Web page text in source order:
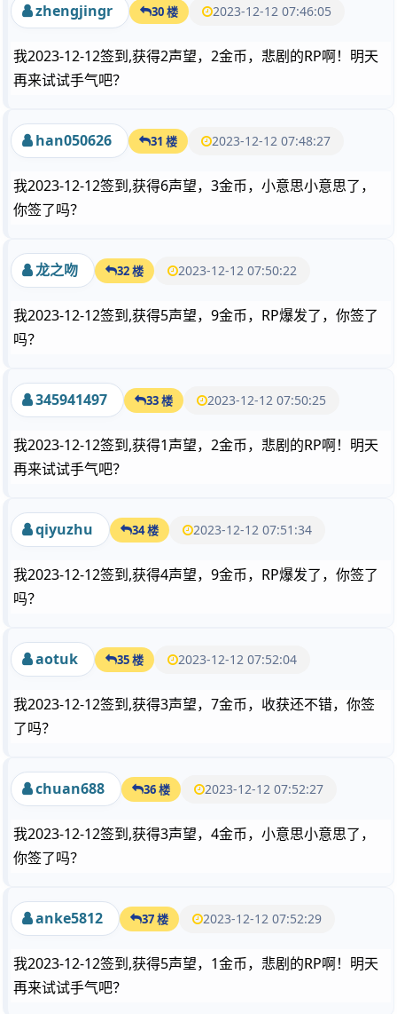
zhengjingr 30 楼 2023-12-12 07:46:05
我2023-12-12签到,获得2声望，2金币，悲剧的RP啊！明天
再来试试手气吧？
han050626 31 楼 2023-12-12 07:48:27
我2023-12-12签到,获得6声望，3金币，小意思小意思了，
你签了吗？
龙之吻 32 楼 2023-12-12 07:50:22
我2023-12-12签到,获得5声望，9金币，RP爆发了，你签了
吗？
345941497 33 楼 2023-12-12 07:50:25
我2023-12-12签到,获得1声望，2金币，悲剧的RP啊！明天
再来试试手气吧？
qiyuzhu 34 楼 2023-12-12 07:51:34
我2023-12-12签到,获得4声望，9金币，RP爆发了，你签了
吗？
aotuk 35 楼 2023-12-12 07:52:04
我2023-12-12签到,获得3声望，7金币，收获还不错，你签
了吗？
chuan688 36 楼 2023-12-12 07:52:27
我2023-12-12签到,获得3声望，4金币，小意思小意思了，
你签了吗？
anke5812 37 楼 2023-12-12 07:52:29
我2023-12-12签到,获得5声望，1金币，悲剧的RP啊！明天
再来试试手气吧？